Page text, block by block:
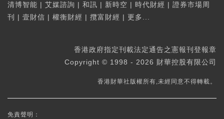
清博智能 | 艾媒諮詢 | 和訊 | 新時空 | 時代財經 | 證券市場周
刊
| 壹財信 | 權衡財經 | 攬富財經 | 更多...
香港政府指定刊載法定通告之憲報刊登報章
Copyright © 1998 - 2026 財華控股有限公司
香港財華社版權所有,未經同意不得轉載。
免責聲明：